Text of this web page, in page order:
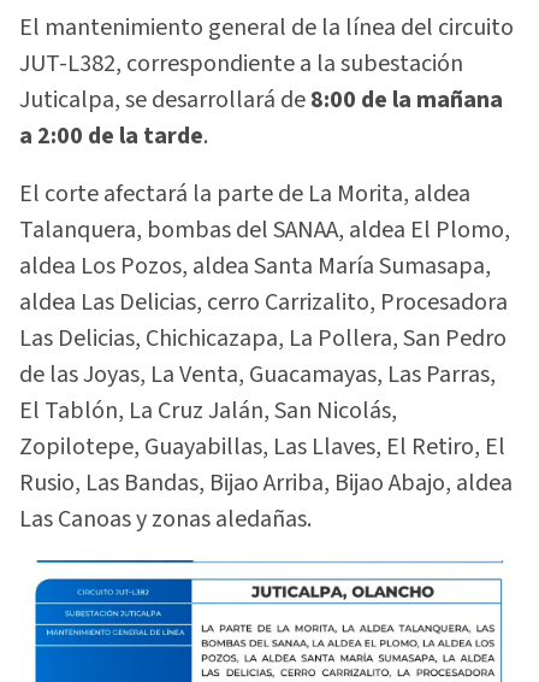
El mantenimiento general de la línea del circuito
JUT-L382, correspondiente a la subestación
Juticalpa, se desarrollará de8:00 de la mañana
a 2:00 de la tarde.
El corte afectará la parte de La Morita, aldea
Talanquera, bombas del SANAA, aldea El Plomo,
aldea Los Pozos, aldea Santa María Sumasapa,
aldea Las Delicias, cerro Carrizalito, Procesadora
Las Delicias, Chichicazapa, La Pollera, San Pedro
de las Joyas, La Venta, Guacamayas, Las Parras,
El Tablón, La Cruz Jalán, San Nicolás,
Zopilotepe, Guayabillas, Las Llaves, El Retiro, El
Rusio, Las Bandas, Bijao Arriba, Bijao Abajo, aldea
Las Canoas y zonas aledañas.